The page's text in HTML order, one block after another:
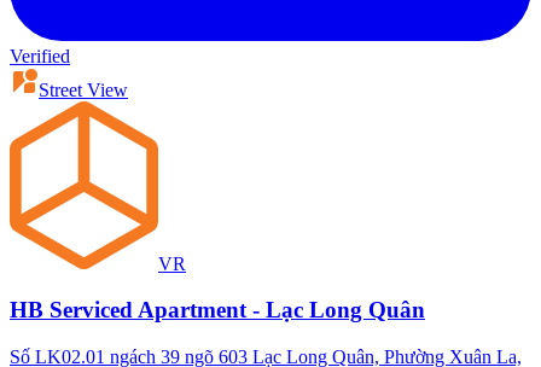
Verified
Street View
VR
HB Serviced Apartment - Lạc Long Quân
Số LK02.01 ngách 39 ngõ 603 Lạc Long Quân, Phường Xuân La,